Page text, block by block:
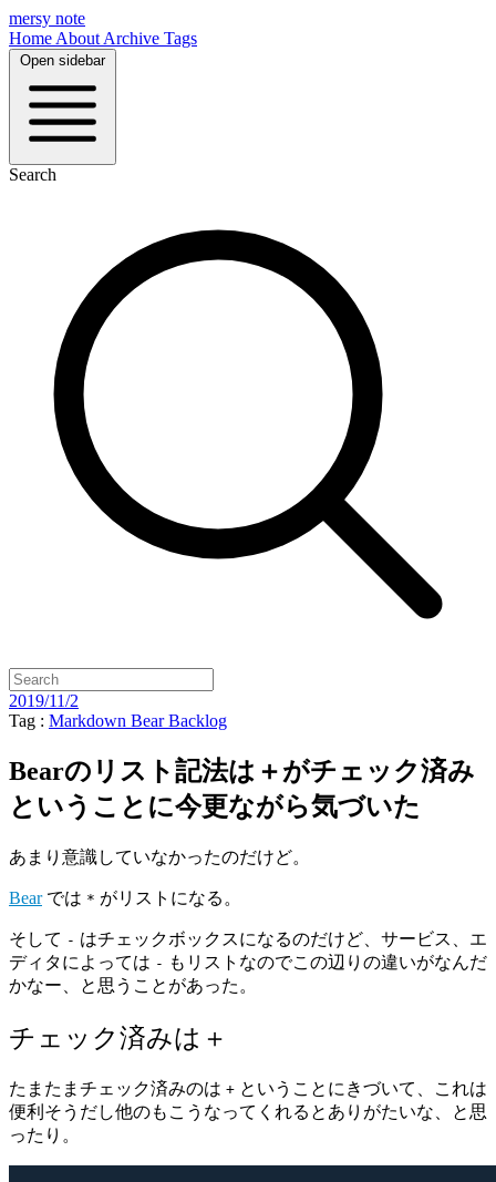
mersy note
Home About Archive Tags
Open sidebar
Search
2019/11/2
Tag : Markdown BearBacklog
Bearのリスト記法は＋がチェック済み
ということに今更ながら気づいた
あまり意識していなかったのだけど。
Bearでは * がリストになる。
そして - はチェックボックスになるのだけど、サービス、エ
ディタによっては - もリストなのでこの辺りの違いがなんだ
かなー、と思うことがあった。
チェック済みは＋
たまたまチェック済みのは + ということにきづいて、これは
便利そうだし他のもこうなってくれるとありがたいな、と思
ったり。